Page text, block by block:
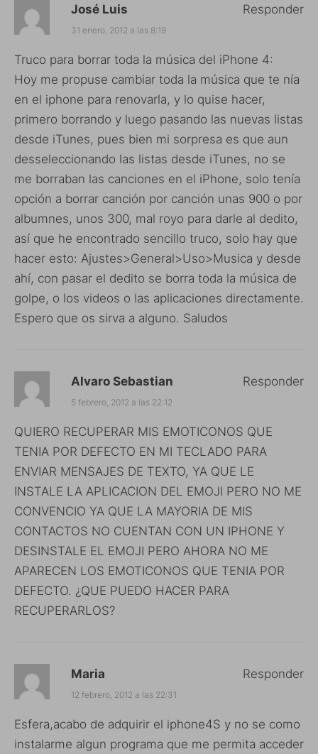
José Luis
31 enero, 2012 a las 8:19
Truco para borrar toda la música del iPhone 4:
Hoy me propuse cambiar toda la música que te nía
en el iphone para renovarla, y lo quise hacer,
primero borrando y luego pasando las nuevas listas
desde iTunes, pues bien mi sorpresa es que aun
desseleccionando las listas desde iTunes, no se
me borraban las canciones en el iPhone, solo tenía
opción a borrar canción por canción unas 900 o por
albumnes, unos 300, mal royo para darle al dedito,
así que he encontrado sencillo truco, solo hay que
hacer esto: Ajustes>General>Uso>Musica y desde
ahí, con pasar el dedito se borra toda la música de
golpe, o los videos o las aplicaciones directamente.
Espero que os sirva a alguno. Saludos
Responder
Alvaro Sebastian
5 febrero, 2012 a las 22:12
QUIERO RECUPERAR MIS EMOTICONOS QUE
TENIA POR DEFECTO EN MI TECLADO PARA
ENVIAR MENSAJES DE TEXTO, YA QUE LE
INSTALE LA APLICACION DEL EMOJI PERO NO ME
CONVENCIO YA QUE LA MAYORIA DE MIS
CONTACTOS NO CUENTAN CON UN IPHONE Y
DESINSTALE EL EMOJI PERO AHORA NO ME
APARECEN LOS EMOTICONOS QUE TENIA POR
DEFECTO. ¿QUE PUEDO HACER PARA
RECUPERARLOS?
Responder
Maria
12 febrero, 2012 a las 22:31
Esfera,acabo de adquirir el iphone4S y no se como
instalarme algun programa que me permita acceder
Responder